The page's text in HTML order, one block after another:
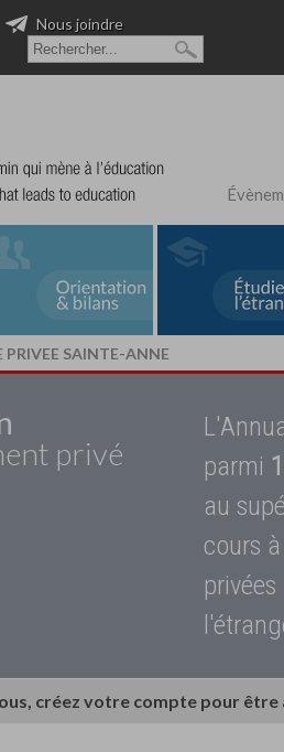
Nous joindre
PRIVEE SAINTE-ANNE
privé
parmi
au
cours
créez votre compte pour